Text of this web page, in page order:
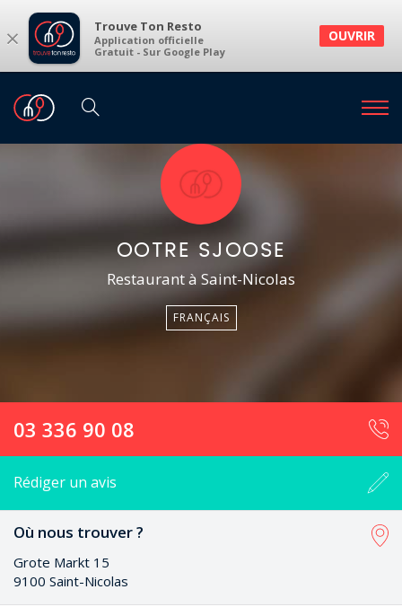
× Trouve Ton Resto
Application officielle
Gratuit - Sur Google Play
OUVRIR
OOTRE SJOOSE
Restaurant à Saint-Nicolas
FRANÇAIS
03 336 90 08
Rédiger un avis
Où nous trouver ?
Grote Markt 15
9100 Saint-Nicolas